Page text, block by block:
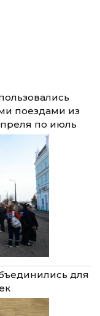
поездами из
по июль
для